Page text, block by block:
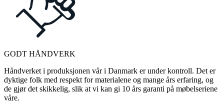
GODT HÅNDVERK
Håndverket i produksjonen vår i Danmark er under kontroll. Det er
dyktige folk med respekt for materialene og mange års erfaring, og
de gjør det skikkelig, slik at vi kan gi 10 års garanti på møbelseriene
våre.